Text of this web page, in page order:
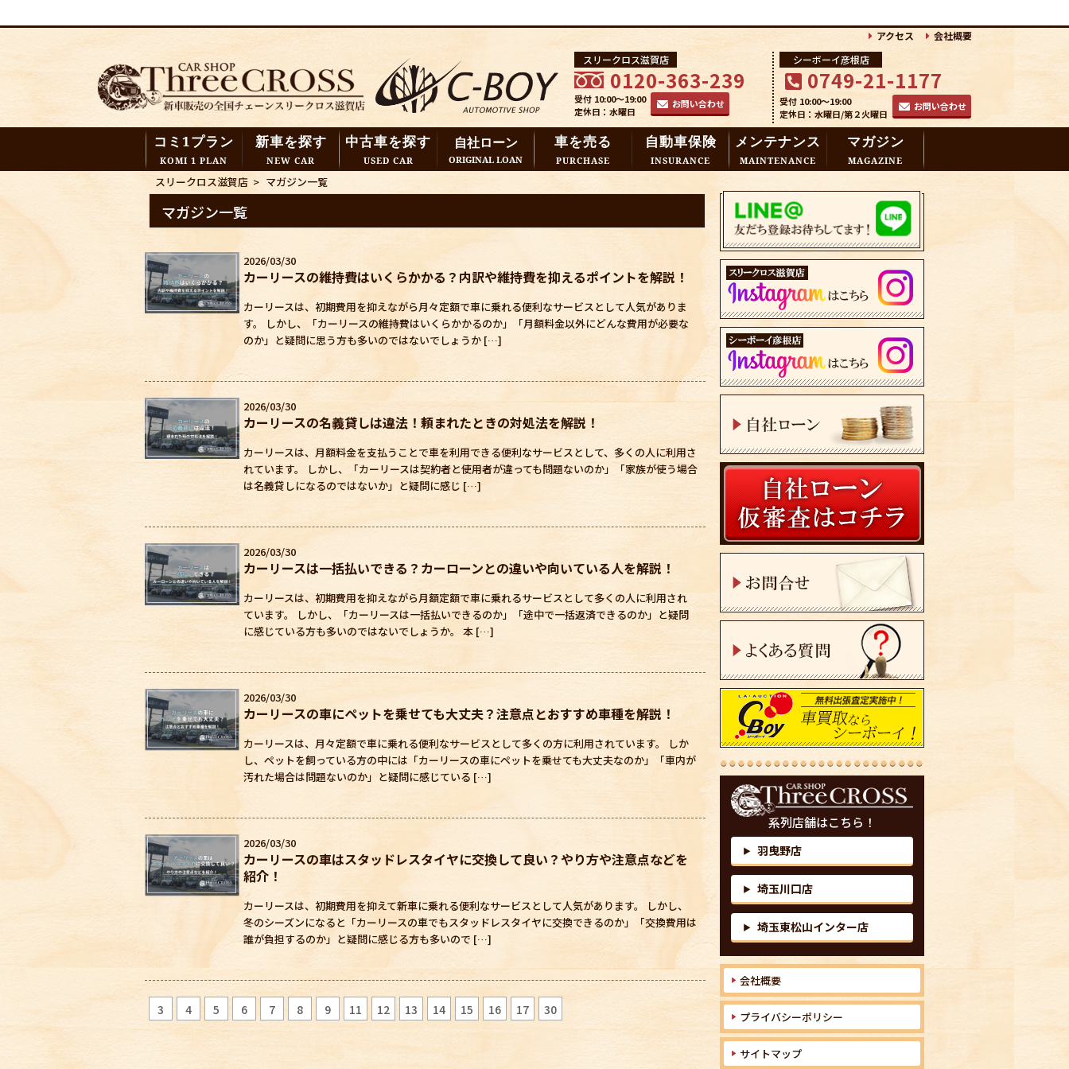
アクセス
会社概要
スリークロス滋賀店
0120-363-239
受付 10:00～19:00
定休日：水曜日
お問い合わせ
シーボーイ彦根店
0749-21-1177
受付 10:00～19:00
定休日：水曜日/第２火曜日
お問い合わせ
コミ1プラン
KOMI 1 PLAN
新車を探す
NEW CAR
中古車を探す
USED CAR
自社ローン
ORIGINAL LOAN
車を売る
PURCHASE
自動車保険
INSURANCE
メンテナンス
MAINTENANCE
マガジン
MAGAZINE
スリークロス滋賀店 > マガジン一覧
マガジン一覧
2026/03/30
カーリースの維持費はいくらかかる？内訳や維持費を抑えるポイントを解説！
カーリースは、初期費用を抑えながら月々定額で車に乗れる便利なサービスとして人気がありま
す。 しかし、「カーリースの維持費はいくらかかるのか」「月額料金以外にどんな費用が必要な
のか」と疑問に思う方も多いのではないでしょうか […]
2026/03/30
カーリースの名義貸しは違法！頼まれたときの対処法を解説！
カーリースは、月額料金を支払うことで車を利用できる便利なサービスとして、多くの人に利用さ
れています。 しかし、「カーリースは契約者と使用者が違っても問題ないのか」「家族が使う場合
は名義貸しになるのではないか」と疑問に感じ […]
2026/03/30
カーリースは一括払いできる？カーローンとの違いや向いている人を解説！
カーリースは、初期費用を抑えながら月額定額で車に乗れるサービスとして多くの人に利用され
ています。 しかし、「カーリースは一括払いできるのか」「途中で一括返済できるのか」と疑問
に感じている方も多いのではないでしょうか。 本 […]
2026/03/30
カーリースの車にペットを乗せても大丈夫？注意点とおすすめ車種を解説！
カーリースは、月々定額で車に乗れる便利なサービスとして多くの方に利用されています。 しか
し、ペットを飼っている方の中には「カーリースの車にペットを乗せても大丈夫なのか」「車内が
汚れた場合は問題ないのか」と疑問に感じている […]
2026/03/30
カーリースの車はスタッドレスタイヤに交換して良い？やり方や注意点などを
紹介！
カーリースは、初期費用を抑えて新車に乗れる便利なサービスとして人気があります。 しかし、
冬のシーズンになると「カーリースの車でもスタッドレスタイヤに交換できるのか」「交換費用は
誰が負担するのか」と疑問に感じる方も多いので […]
3 4 5 6 7 8 9 11 12 13 14 15 16 17 30
系列店舗はこちら！
▶ 羽曳野店
▶ 埼玉川口店
▶ 埼玉東松山インター店
会社概要
プライバシーポリシー
サイトマップ